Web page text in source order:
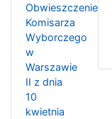
Obwieszczenie
Komisarza
Wyborczego
w
Warszawie
II z dnia
10
kwietnia